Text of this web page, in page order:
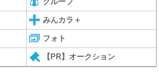
みんカラ＋
フォト
【PR】オークション